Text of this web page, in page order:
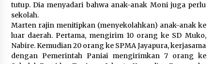
tutup. Dia menyadari bahwa anak-anak Moni juga perlu
sekolah.
Marten rajin menitipkan (menyekolahkan) anak-anak ke
luar daerah. Pertama, mengirim 10 orang ke SD Muko,
Nabire. Kemudian 20 orang ke SPMA Jayapura, kerjasama
dengan Pemerintah Paniai mengirimkan 7 orang ke